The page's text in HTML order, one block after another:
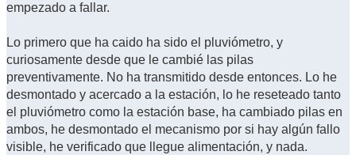
empezado a fallar.
Lo primero que ha caido ha sido el pluviómetro, y
curiosamente desde que le cambié las pilas
preventivamente. No ha transmitido desde entonces. Lo he
desmontado y acercado a la estación, lo he reseteado tanto
el pluviómetro como la estación base, ha cambiado pilas en
ambos, he desmontado el mecanismo por si hay algún fallo
visible, he verificado que llegue alimentación, y nada.